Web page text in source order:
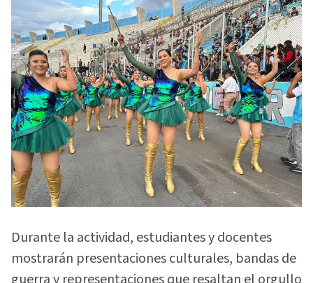
Durante la actividad, estudiantes y docentes
mostrarán presentaciones culturales, bandas de